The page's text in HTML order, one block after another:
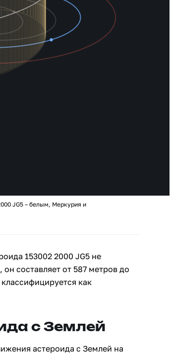
JG5 – белым, Меркурия и
153002 2000 JG5 не
составляет от 587 метров до
как
с Землей
астероида с Землей на